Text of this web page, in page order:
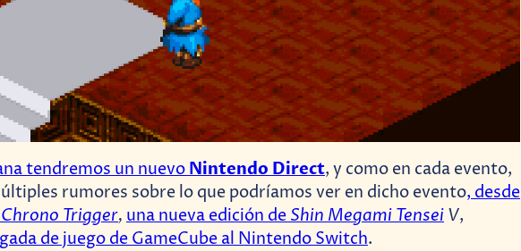
tendremos un nuevo Nintendo Direct, y como en cada evento,
rumores sobre lo que podríamos ver en dicho evento, desde
Chrono Trigger, una nueva edición de Shin Megami Tensei V,
de juego de GameCube al Nintendo Switch.